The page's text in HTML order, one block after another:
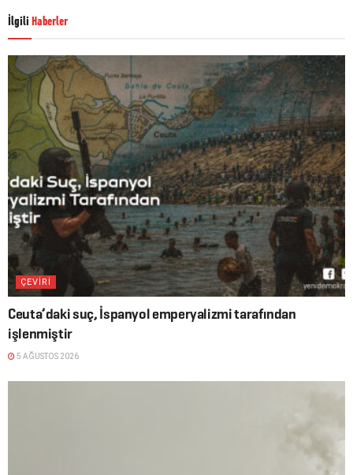
İlgili Haberler
ÇEVİRİ
Ceuta’daki suç, İspanyol emperyalizmi tarafından
işlenmiştir
5 AĞUSTOS 2026